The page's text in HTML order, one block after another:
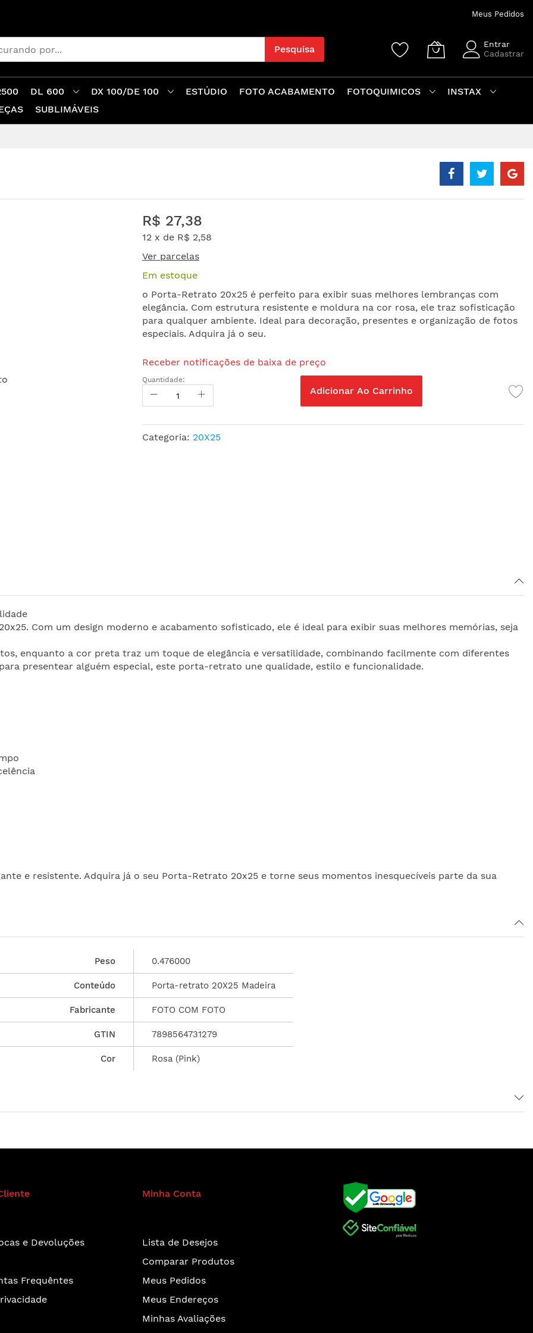
Meus Pedidos
Pesquisa
Entrar
Cadastrar
DL 600 DX 100/DE 100 ESTÚDIO FOTO ACABAMENTO FOTOQUIMICOS
INSTAX
SUBLIMÁVEIS
R$ 27,38
12 x de R$ 2,58
Ver parcelas
Em estoque
o Porta-Retrato 20x25 é perfeito para exibir suas melhores lembranças com
elegância. Com estrutura resistente e moldura na cor rosa, ele traz sofisticação
para qualquer ambiente. Ideal para decoração, presentes e organização de fotos
especiais. Adquira já o seu.
Receber notificações de baixa de preço
Quantidade:
Adicionar Ao Carrinho
Categoria: 20X25
Com um design moderno e acabamento sofisticado, ele é ideal para exibir suas melhores memórias, seja
enquanto a cor preta traz um toque de elegância e versatilidade, combinando facilmente com diferentes
presentear alguém especial, este porta-retrato une qualidade, estilo e funcionalidade.
e resistente. Adquira já o seu Porta-Retrato 20x25 e torne seus momentos inesquecíveis parte da sua
Peso 0.476000
Conteúdo Porta-retrato 20X25 Madeira
Fabricante FOTO COM FOTO
GTIN 7898564731279
Cor Rosa (Pink)
e Devoluções
Frequêntes
Minha Conta
Lista de Desejos
Comparar Produtos
Meus Pedidos
Meus Endereços
Minhas Avaliações